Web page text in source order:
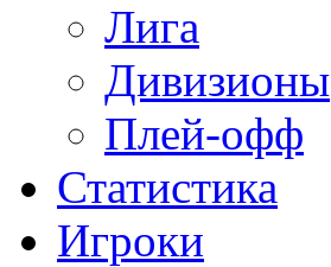
Лига
Дивизионы
Плей-офф
Статистика
Игроки